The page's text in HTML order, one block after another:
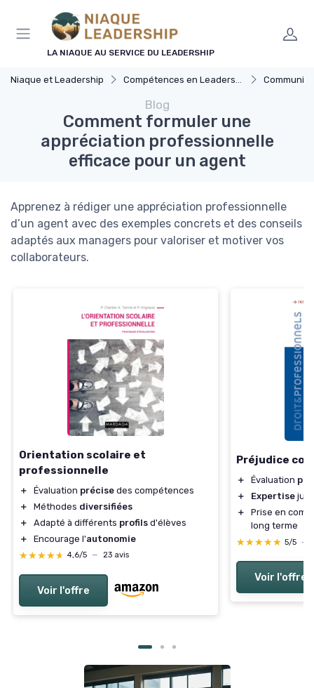
LA NIAQUE AU SERVICE DU LEADERSHIP
Niaque et Leadership Compétences en Leadership
Blog
Comment formuler une
appréciation professionnelle
efficace pour un agent
Apprenez à rédiger une appréciation professionnelle
d’un agent avec des exemples concrets et des conseils
adaptés aux managers pour valoriser et motiver vos
collaborateurs.
Orientation scolaire et
professionnelle
＋ Évaluation précise des compétences
＋
Méthodes diversifiées
＋
Adapté à différents profils d'élèves
＋
Encourage l'autonomie
★★★★★
★★★★★ 4,6/5 — 23 avis
Voir l'offre
Préjudice
＋ Évaluation
＋
Expertise
＋
Prise en
long terme
★★★★★
★★★★★ 5/5 —
Voir l'offre